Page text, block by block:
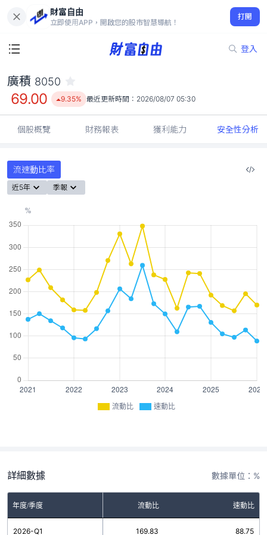
財富自由
立即使用APP，開啟您的股市智慧導航！
打開
登入
69.00
9.35%
廣積 8050
69.00 9.35% 最近更新時間： 2026/08/07 05:30
個股概覽 財務報表 獲利能力 安全性分析
流速動比率
近5年 季報
流動比 速動比
詳細數據 數據單位：%
年度/季度 流動比 速動比
2026-Q1 169.83 88.75